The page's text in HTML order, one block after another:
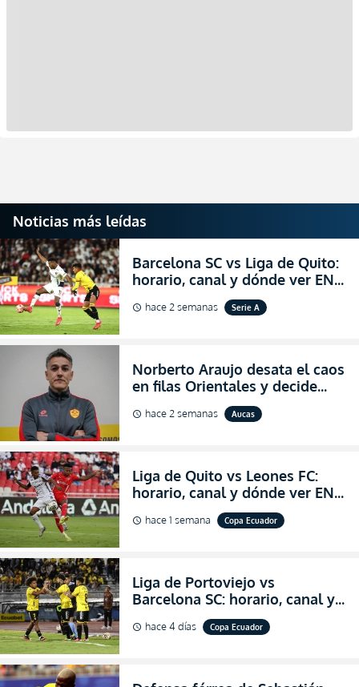
Noticias más leídas
Barcelona SC vs Liga de Quito:
horario, canal y dónde ver EN
VIVO la Fecha 22 de la LigaPro
2026
schedule hace 2 semanas Serie A
Norberto Araujo desata el caos
en filas Orientales y decide
abandonar la dirección técnica
de Aucas
schedule hace 2 semanas Aucas
Liga de Quito vs Leones FC:
horario, canal y dónde ver EN
VIVO los octavos de final de la
Copa Ecuador 2026
schedule hace 1 semana Copa Ecuador
Liga de Portoviejo vs
Barcelona SC: horario, canal y
dónde ver EN VIVO los octavos
de final de la Copa Ecuador
schedule hace 4 días Copa Ecuador